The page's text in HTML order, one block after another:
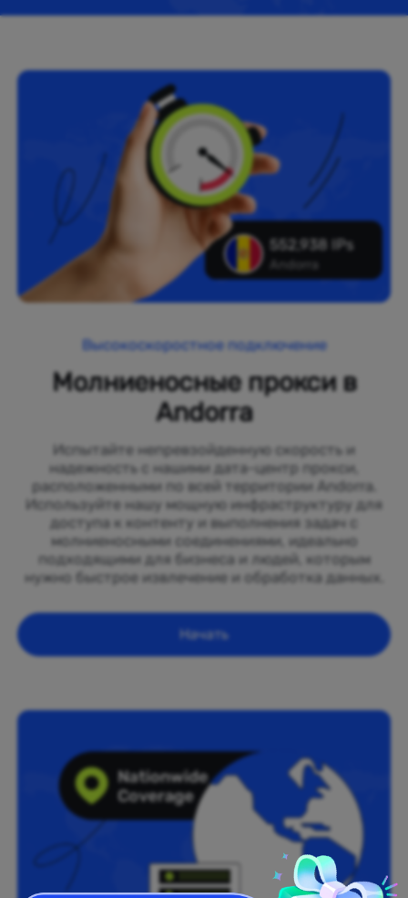
552,938 IPs
Andorra
Высокоскоростное подключение
Молниеносные прокси в
Andorra
Испытайте непревзойденную скорость и
надежность с нашими дата-центр прокси,
расположенными по всей территории Andorra.
Используйте нашу мощную инфраструктуру для
доступа к контенту и выполнения задач с
молниеносными соединениями, идеально
подходящими для бизнеса и людей, которым
нужно быстрое извлечение и обработка данных.
Начать